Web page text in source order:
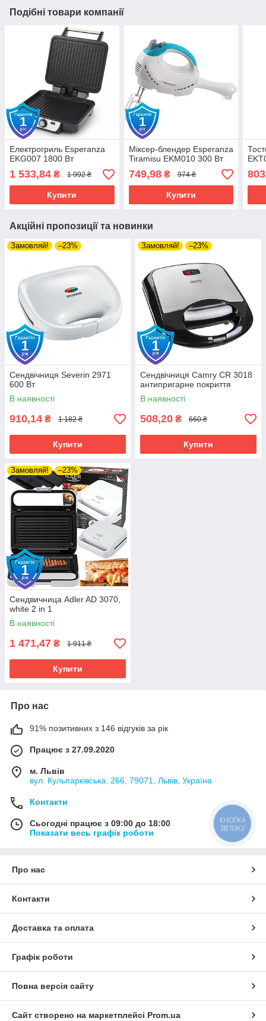
Подібні товари компанії
Електрогриль Esperanza
EKG007 1800 Вт
1 533,84 ₴ 1 992 ₴
Купити
Міксер-блендер Esperanza
Tiramisu EKM010 300 Вт
749,98₴ 974 ₴
Купити
Акційні пропозиції та новинки
Замовляй! –23%
Сендвічниця Severin 2971
600 Вт
В наявності
910,14 ₴ 1 182 ₴
Купити
Замовляй! –23%
Сендвічниця Camry CR 3018
антипригарне покриття
В наявності
508,20 ₴ 660 ₴
Купити
Замовляй! –23%
Сендвичница Adler AD 3070,
white 2 in 1
В наявності
1 471,47 ₴ 1 911 ₴
Купити
Про нас
91% позитивних з 146 відгуків за рік
Працює з 27.09.2020
м. Львів
вул. Кульпарківська, 266, 79071, Львів, Україна
Контакти
Сьогодні працює з 09:00 до 18:00
Показати весь графік роботи
Про нас
Контакти
Доставка та оплата
Графік роботи
Повна версія сайту
Сайт створено на маркетплейсі Prom.ua
КНОПКА
ЗВ'ЯЗКУ